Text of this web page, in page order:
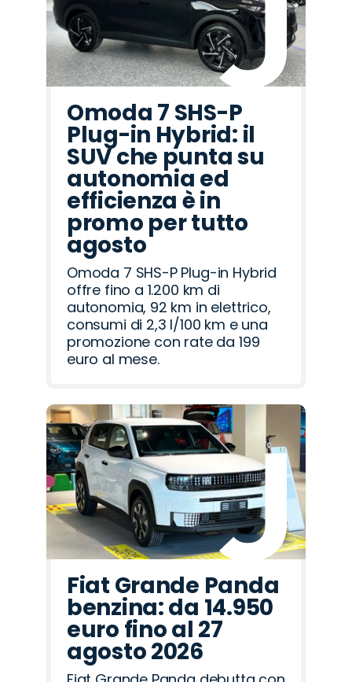
Omoda 7 SHS-P
Plug-in Hybrid: il
SUV che punta su
autonomia ed
efficienza è in
promo per tutto
agosto
Omoda 7 SHS-P Plug-in Hybrid
offre fino a 1.200 km di
autonomia, 92 km in elettrico,
consumi di 2,3 l/100 km e una
promozione con rate da 199
euro al mese.
Fiat Grande Panda
benzina: da 14.950
euro fino al 27
agosto 2026